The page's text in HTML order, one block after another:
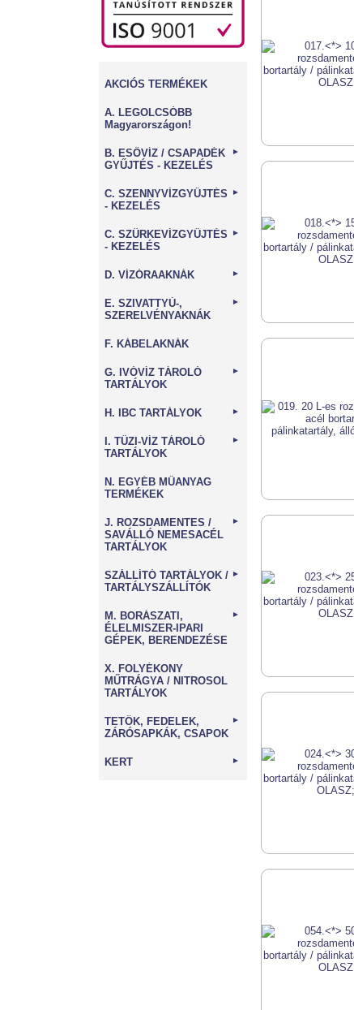
AKCIÓS TERMÉKEK
A. LEGOLCSÓBB
Magyarországon!
B. ESŐVÍZ / CSAPADÉK
GYŰJTÉS - KEZELÉS
►
C. SZENNYVÍZGYŰJTÉS
- KEZELÉS
►
C. SZÜRKEVÍZGYŰJTÉS
- KEZELÉS
►
D. VÍZÓRAAKNÁK ►
E. SZIVATTYÚ-,
SZERELVÉNYAKNÁK
►
F. KÁBELAKNÁK
G. IVÓVÍZ TÁROLÓ
TARTÁLYOK
►
H. IBC TARTÁLYOK ►
I. TŰZI-VÍZ TÁROLÓ
TARTÁLYOK
►
N. EGYÉB MŰANYAG
TERMÉKEK
J. ROZSDAMENTES /
SAVÁLLÓ NEMESACÉL
TARTÁLYOK
►
SZÁLLÍTÓ TARTÁLYOK /
TARTÁLYSZÁLLÍTÓK
►
M. BORÁSZATI,
ÉLELMISZER-IPARI
GÉPEK, BERENDEZÉSE
►
X. FOLYÉKONY
MŰTRÁGYA / NITROSOL
TARTÁLYOK
TETŐK, FEDELEK,
ZÁRÓSAPKÁK, CSAPOK
►
KERT ►